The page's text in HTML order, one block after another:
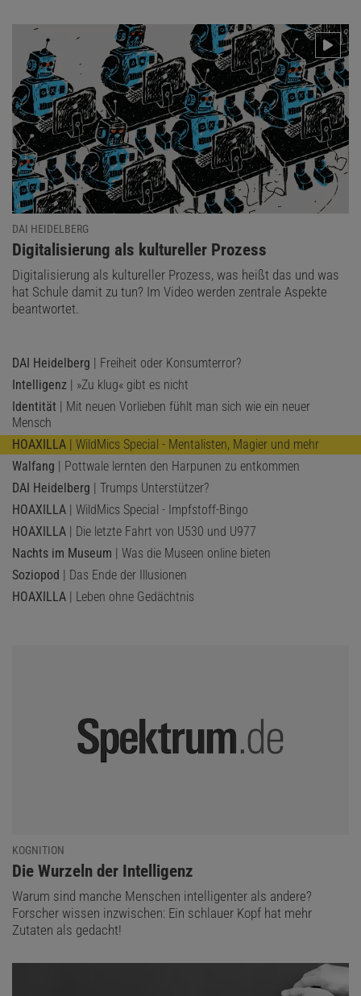
DAI HEIDELBERG
:
Digitalisierung als kultureller Prozess
Digitalisierung als kultureller Prozess, was heißt das und was
hat Schule damit zu tun? Im Video werden zentrale Aspekte
beantwortet.
DAI Heidelberg | Freiheit oder Konsumterror?
Intelligenz | »Zu klug« gibt es nicht
Identität | Mit neuen Vorlieben fühlt man sich wie ein neuer
Mensch
HOAXILLA | WildMics Special - Mentalisten, Magier und mehr
Walfang | Pottwale lernten den Harpunen zu entkommen
DAI Heidelberg | Trumps Unterstützer?
HOAXILLA | WildMics Special - Impfstoff-Bingo
HOAXILLA | Die letzte Fahrt von U530 und U977
Nachts im Museum | Was die Museen online bieten
Soziopod | Das Ende der Illusionen
HOAXILLA | Leben ohne Gedächtnis
KOGNITION
:
Die Wurzeln der Intelligenz
Warum sind manche Menschen intelligenter als andere?
Forscher wissen inzwischen: Ein schlauer Kopf hat mehr
Zutaten als gedacht!